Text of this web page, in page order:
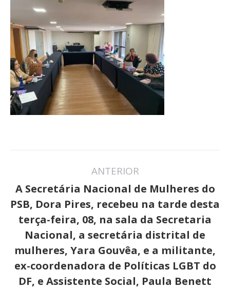
de
post:
ANTERIOR
Post
anterior:
A Secretária Nacional de Mulheres do
PSB, Dora Pires, recebeu na tarde desta
terça-feira, 08, na sala da Secretaria
Nacional, a secretária distrital de
mulheres, Yara Gouvêa, e a militante,
ex-coordenadora de Políticas LGBT do
DF, e Assistente Social, Paula Benett